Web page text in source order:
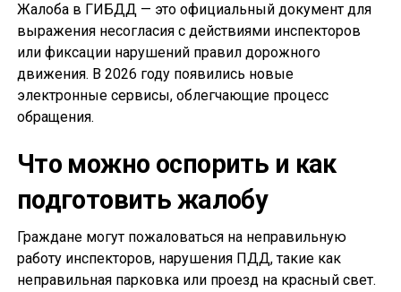
Жалоба в ГИБДД — это официальный документ для
выражения несогласия с действиями инспекторов
или фиксации нарушений правил дорожного
движения. В 2026 году появились новые
электронные сервисы, облегчающие процесс
обращения.
Что можно оспорить и как
подготовить жалобу
Граждане могут пожаловаться на неправильную
работу инспекторов, нарушения ПДД, такие как
неправильная парковка или проезд на красный свет.